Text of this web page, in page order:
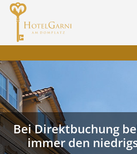
Bei Direktbuchung
immer den